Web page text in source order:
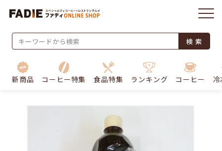
検 索
新商品 コーヒー特集 食品特集 ランキング コーヒー